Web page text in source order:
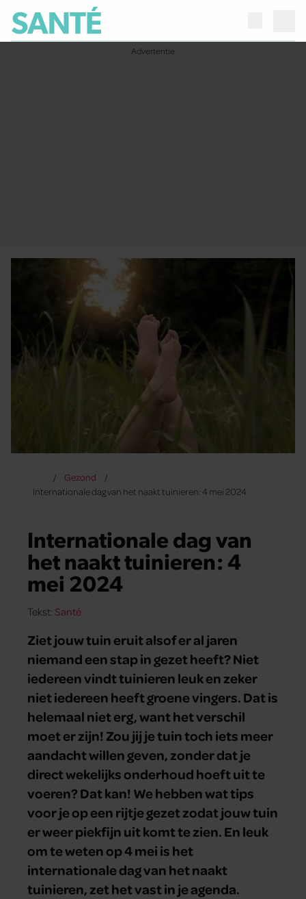
Gezond
Internationale dag van het naakt tuinieren: 4 mei 2024
Internationale dag van
het naakt tuinieren: 4
mei 2024
Tekst: Santé
Ziet jouw tuin eruit alsof er al jaren
niemand een stap in gezet heeft? Niet
iedereen vindt tuinieren leuk en zeker
niet iedereen heeft groene vingers. Dat is
helemaal niet erg, want het verschil
moet er zijn! Zou jij je tuin toch iets meer
aandacht willen geven, zonder dat je
direct wekelijks onderhoud hoeft uit te
voeren? Dat kan! We hebben wat tips
voor je op een rijtje gezet zodat jouw tuin
er weer piekfijn uit komt te zien. En leuk
om te weten op 4 mei is het
internationale dag van het naakt
tuinieren, zet het vast in je agenda.